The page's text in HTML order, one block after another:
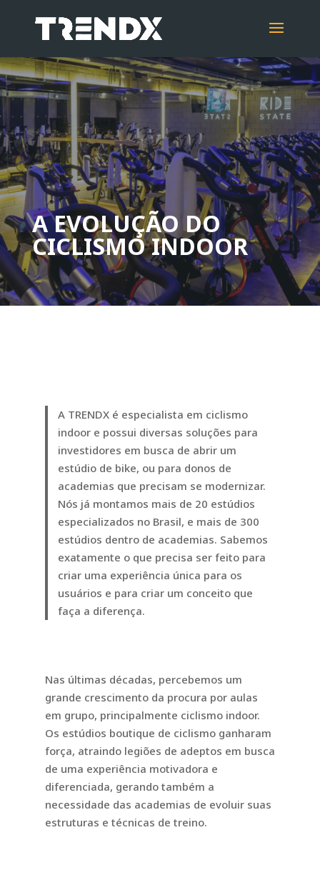
A EVOLUÇÃO DO
CICLISMO INDOOR
A TRENDX é especialista em ciclismo
indoor e possui diversas soluções para
investidores em busca de abrir um
estúdio de bike, ou para donos de
academias que precisam se modernizar.
Nós já montamos mais de 20 estúdios
especializados no Brasil, e mais de 300
estúdios dentro de academias. Sabemos
exatamente o que precisa ser feito para
criar uma experiência única para os
usuários e para criar um conceito que
faça a diferença.
Nas últimas décadas, percebemos um
grande crescimento da procura por aulas
em grupo, principalmente ciclismo indoor.
Os estúdios boutique de ciclismo ganharam
força, atraindo legiões de adeptos em busca
de uma experiência motivadora e
diferenciada, gerando também a
necessidade das academias de evoluir suas
estruturas e técnicas de treino.